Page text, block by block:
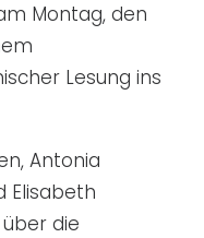
Montag, den
Lesung ins
Antonia
Elisabeth
die